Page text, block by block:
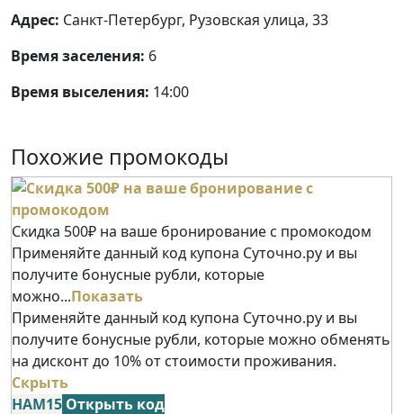
Адрес: Санкт-Петербург, Рузовская улица, 33
Время заселения: 6
Время выселения: 14:00
Похожие промокоды
Скидка 500₽ на ваше бронирование с промокодом
Применяйте данный код купона Суточно.ру и вы
получите бонусные рубли, которые
можно...Показать
Применяйте данный код купона Суточно.ру и вы
получите бонусные рубли, которые можно обменять
на дисконт до 10% от стоимости проживания.
Скрыть
НАМ15 Открыть код